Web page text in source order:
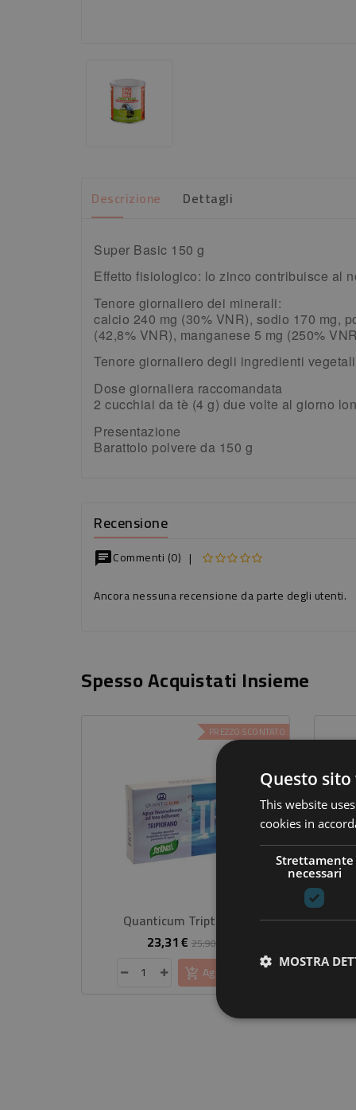
Descrizione Dettagli
Super Basic 150 g
Effetto fisiologico: lo zinco contribuisce al
Tenore giornaliero dei minerali:
calcio 240 mg (30% VNR), sodio 170 mg,
(42,8% VNR), manganese 5 mg (250%
Tenore giornaliero degli ingredienti
Dose giornaliera raccomandata
2 cucchiai da tè (4 g) due volte al giorno
Presentazione
Barattolo polvere da 150 g
Recensione
chatCommenti (0) |
Ancora nessuna recensione da parte degli utenti.
Spesso Acquistati Insieme
PREZZO SCONTATO
Quanticum Triptofano
23,31 €Prezzo
base
25,90 €
Aggiungi
Questo
This website
cookies in
Strettamente
necessari
MOSTRA